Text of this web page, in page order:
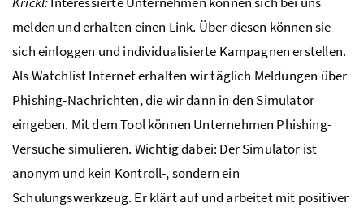
melden und erhalten einen Link. Über diesen können sie
sich einloggen und individualisierte Kampagnen erstellen.
Als Watchlist Internet erhalten wir täglich Meldungen über
Phishing-Nachrichten, die wir dann in den Simulator
eingeben. Mit dem Tool können Unternehmen Phishing-
Versuche simulieren. Wichtig dabei: Der Simulator ist
anonym und kein Kontroll-, sondern ein
Schulungswerkzeug. Er klärt auf und arbeitet mit positiver